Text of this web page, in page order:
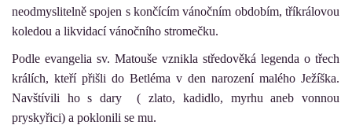
neodmyslitelně spojen s končícím vánočním obdobím, tříkrálovou
koledou a likvidací vánočního stromečku.
Podle evangelia sv. Matouše vznikla středověká legenda o třech
králích, kteří přišli do Betléma v den narození malého Ježíška.
Navštívili ho s dary ( zlato, kadidlo, myrhu aneb vonnou
pryskyřici) a poklonili se mu.